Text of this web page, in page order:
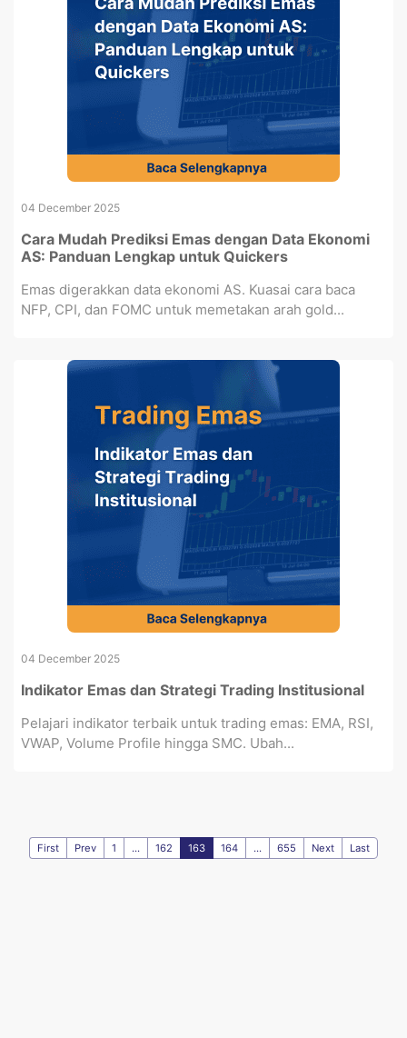
04 December 2025
Cara Mudah Prediksi Emas dengan Data Ekonomi
AS: Panduan Lengkap untuk Quickers
Emas digerakkan data ekonomi AS. Kuasai cara baca
NFP, CPI, dan FOMC untuk memetakan arah gold...
04 December 2025
Indikator Emas dan Strategi Trading Institusional
Pelajari indikator terbaik untuk trading emas: EMA, RSI,
VWAP, Volume Profile hingga SMC. Ubah...
First Prev 1 ... 162 163 164 ... 655 Next Last